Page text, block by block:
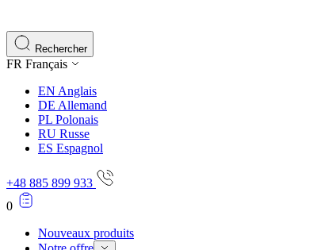
Rechercher
FR Français
EN Anglais
DE Allemand
PL Polonais
RU Russe
ES Espagnol
+48 885 899 933
0
Nouveaux produits